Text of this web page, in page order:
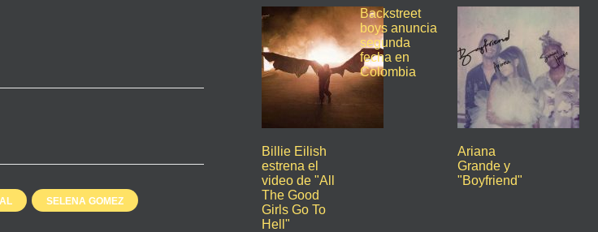
SELENA GOMEZ
Billie Eilish
estrena el
video de "All
The Good
Girls Go To
Hell"
Backstreet
boys anuncia
segunda
fecha en
Colombia
Ariana
Grande y
"Boyfriend"